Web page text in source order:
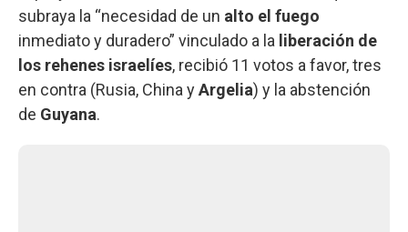
subraya la “necesidad de un alto el fuego
inmediato y duradero” vinculado a la liberación de
los rehenes israelíes, recibió 11 votos a favor, tres
en contra (Rusia, China yArgelia) y la abstención
de Guyana.